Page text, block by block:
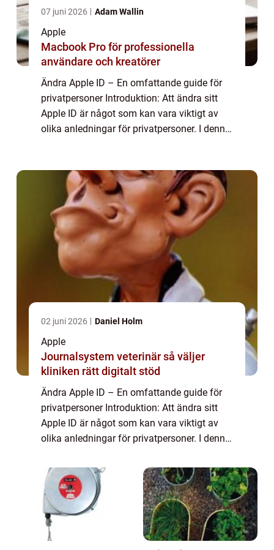
07 juni 2026 Adam Wallin
Apple
Macbook Pro för professionella
användare och kreatörer
Ändra Apple ID – En omfattande guide för
privatpersoner Introduktion: Att ändra sitt
Apple ID är något som kan vara viktigt av
olika anledningar för privatpersoner. I denna
02 juni 2026 Daniel Holm
Apple
Journalsystem veterinär så väljer
kliniken rätt digitalt stöd
Ändra Apple ID – En omfattande guide för
privatpersoner Introduktion: Att ändra sitt
Apple ID är något som kan vara viktigt av
olika anledningar för privatpersoner. I denna
över ämnet, presentera ol...